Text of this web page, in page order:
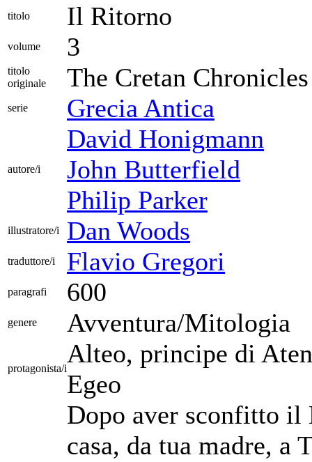
titolo Il Ritorno
volume 3
titolo
originale
The Cretan
serie Grecia Antica
autore/i
David Honigmann
John Butterfield
Philip Parker
illustratore/i Dan Woods
traduttore/i Flavio Gregori
paragrafi 600
genere Avventura/Mitologia
protagonista/i
Alteo, principe di
Egeo
Dopo aver sconfitto il
casa, da tua madre, a